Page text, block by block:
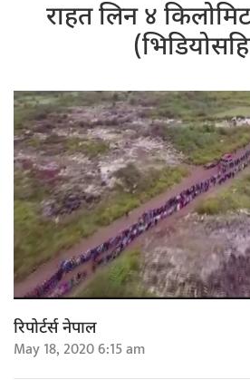
राहत लिन ४
रिपोर्टर्स नेपाल
May 18, 2020 6:15 am